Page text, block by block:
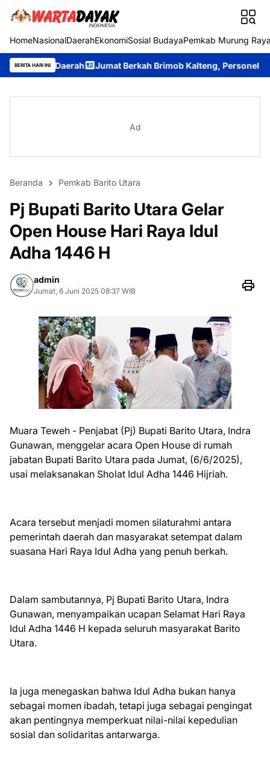
HomeNasionalDaerahEkonomiSosial BudayaPemkab Murung
BERITA HARI INI
Jumat Berkah Brimob Kalteng, Personel Batalyon B Pelopor
Ad
Beranda Pemkab Barito Utara
Pj Bupati Barito Utara Gelar
Open House Hari Raya Idul
Adha 1446 H
admin
Jumat, 6 Juni 2025 08:37 WIB
Muara Teweh - Penjabat (Pj) Bupati Barito Utara, Indra
Gunawan, menggelar acara Open House di rumah
jabatan Bupati Barito Utara pada Jumat, (6/6/2025),
usai melaksanakan Sholat Idul Adha 1446 Hijriah.
Acara tersebut menjadi momen silaturahmi antara
pemerintah daerah dan masyarakat setempat dalam
suasana Hari Raya Idul Adha yang penuh berkah.
Dalam sambutannya, Pj Bupati Barito Utara, Indra
Gunawan, menyampaikan ucapan Selamat Hari Raya
Idul Adha 1446 H kepada seluruh masyarakat Barito
Utara.
Ia juga menegaskan bahwa Idul Adha bukan hanya
sebagai momen ibadah, tetapi juga sebagai pengingat
akan pentingnya memperkuat nilai-nilai kepedulian
sosial dan solidaritas antarwarga.